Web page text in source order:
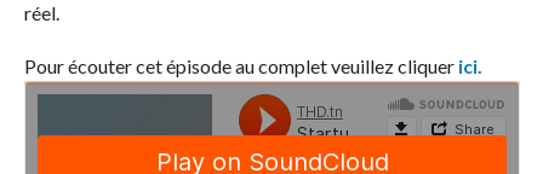
réel.
Pour écouter cet épisode au complet veuillez cliquerici.